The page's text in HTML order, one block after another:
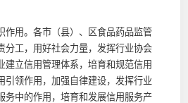
用。各市（县）、区食品药品监管
分工，用好社会力量，发挥行业协会
建立信用管理体系，培育和规范信用
引领作用，加强自律建设，发挥行业
务中的作用，培育和发展信用服务产